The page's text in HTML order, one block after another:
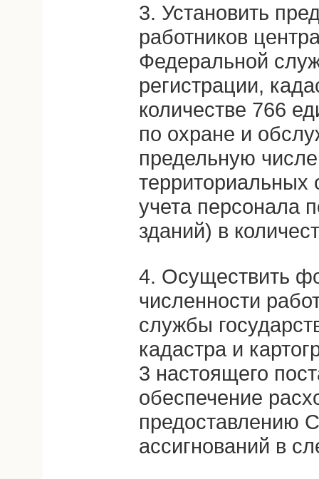
3. Установить
работников
Федеральной
регистрации,
количестве 766
по охране и
предельную
территориальных
учета персонала
зданий) в
4. Осуществить
численности
службы
кадастра и
3 настоящего
обеспечение
предоставлению
ассигнований в